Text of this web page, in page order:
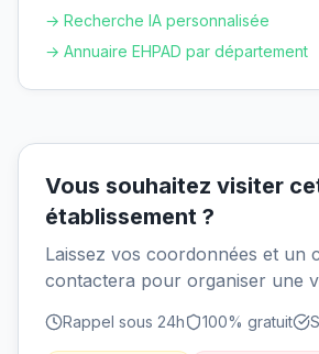
→ Recherche IA personnalisée
→ Annuaire EHPAD par département
Vous souhaitez visiter
établissement ?
Laissez vos coordonnées et un
contactera pour organiser une
Rappel sous 24h 100% gratuit